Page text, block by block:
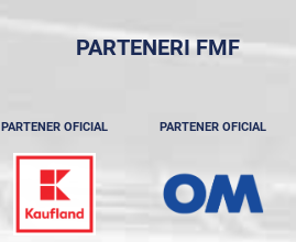
PARTENERI FMF
PARTENER OFICIAL PARTENER OFICIAL